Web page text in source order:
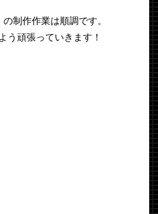
の制作作業は順調です。
う頑張っていきます！